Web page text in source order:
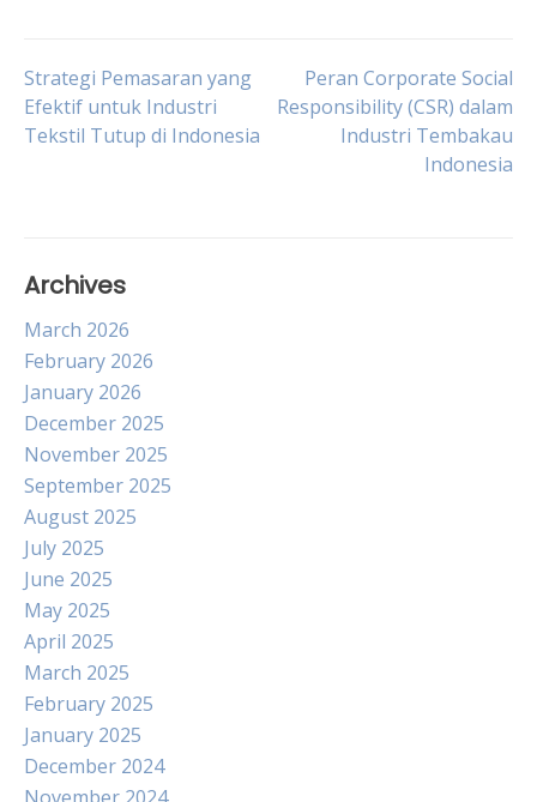
Post
navigation
Strategi Pemasaran yang
Efektif untuk Industri
Tekstil Tutup di Indonesia
Peran Corporate Social
Responsibility (CSR) dalam
Industri Tembakau
Indonesia
Archives
March 2026
February 2026
January 2026
December 2025
November 2025
September 2025
August 2025
July 2025
June 2025
May 2025
April 2025
March 2025
February 2025
January 2025
December 2024